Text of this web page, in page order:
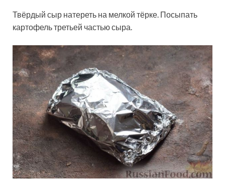
Твёрдый сыр натереть на мелкой тёрке. Посыпать
картофель третьей частью сыра.